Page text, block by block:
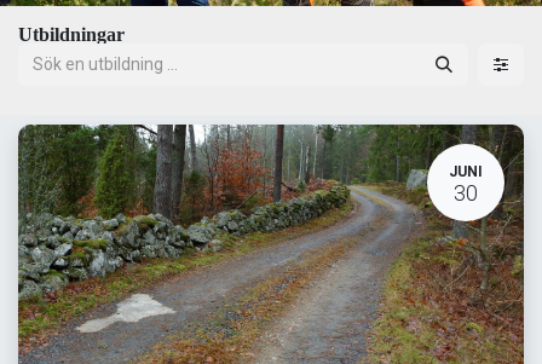
Utbildningar
JUNI
30